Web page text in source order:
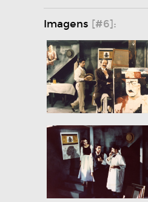
Imagens [#6]: